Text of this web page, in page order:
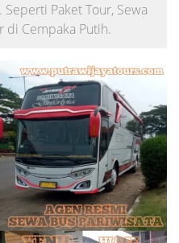
Paket Tour, Sewa
di Cempaka Putih.